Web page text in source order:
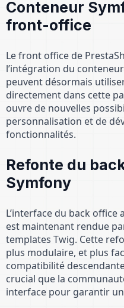
Conteneur
front-office
Le front office de
l’intégration du
peuvent désormais
directement dans cette
ouvre de nouvelles
personnalisation et de
fonctionnalités.
Refonte du
Symfony
L’interface du back
est maintenant rendue
templates Twig. Cette
plus modulaire, et plus
compatibilité
crucial que la
interface pour garantir